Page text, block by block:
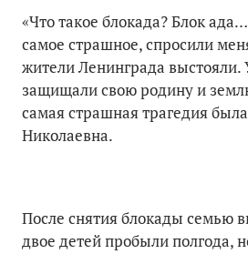
«Что такое блокада? Блок
самое страшное, спросили
жители Ленинграда
защищали свою родину и
самая страшная трагедия
Николаевна.
После снятия блокады семью
двое детей пробыли полгода,